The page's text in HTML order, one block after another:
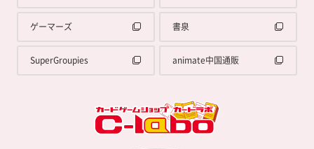
ゲーマーズ 書泉
SuperGroupies animate中国通販